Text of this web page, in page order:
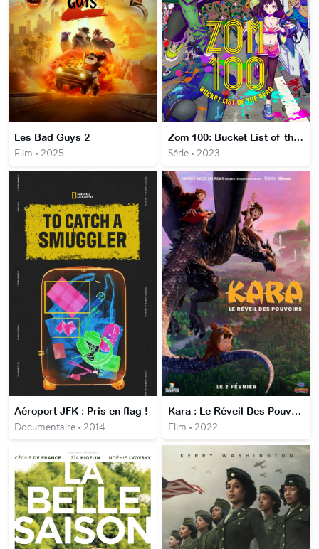
Les Bad Guys 2
Film • 2025
Zom 100: Bucket List of the Dead
Série • 2023
Aéroport JFK : Pris en flag !
Documentaire • 2014
Kara : Le Réveil Des Pouvoirs
Film • 2022